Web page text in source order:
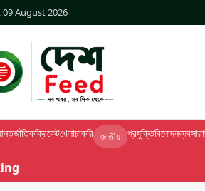
09 August 2026
ক্রিকেটখেলাচাকরি জাতীয় প্রযুক্তিবিনোদনব্যবসা